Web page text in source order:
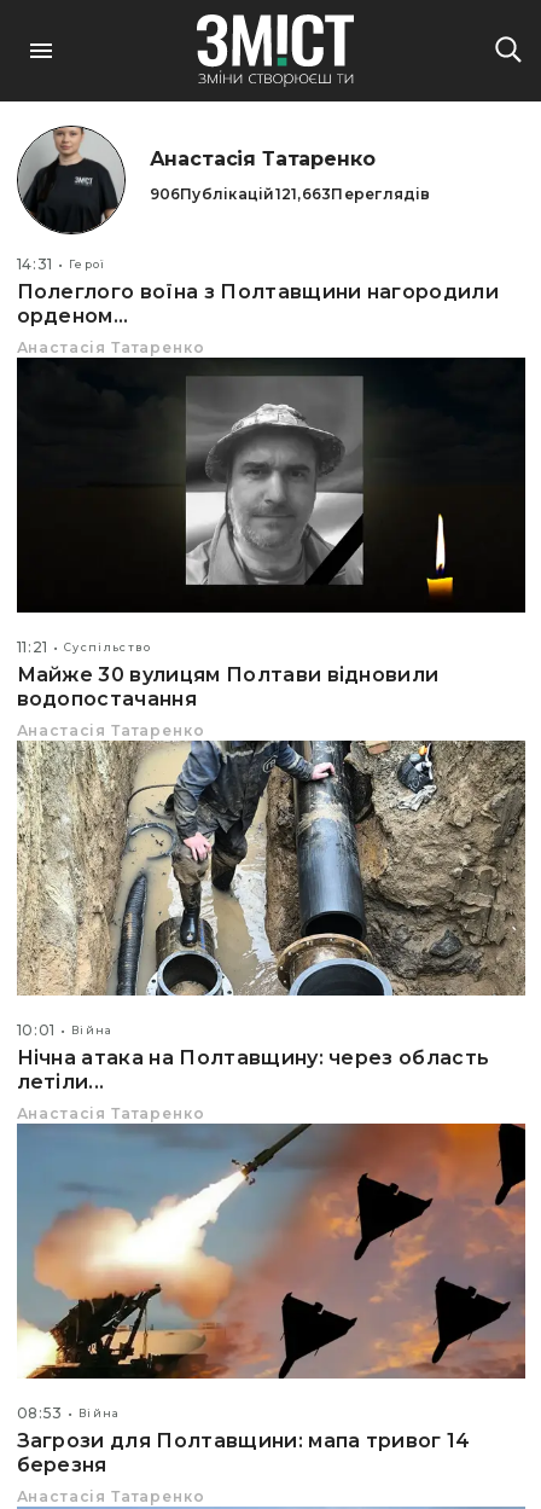
Анастасія Татаренко
906Публікацій121,663Переглядів
14:31 Герої
Полеглого воїна з Полтавщини нагородили
орденом...
Анастасія Татаренко
11:21 Суспільство
Майже 30 вулицям Полтави відновили
водопостачання
Анастасія Татаренко
10:01 Війна
Нічна атака на Полтавщину: через область
летіли...
Анастасія Татаренко
08:53 Війна
Загрози для Полтавщини: мапа тривог 14
березня
Анастасія Татаренко